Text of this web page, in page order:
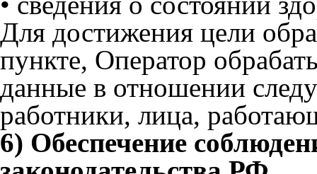
Для достижения цели
пункте, Оператор
данные в отношении
работники, лица,
6) Обеспечение